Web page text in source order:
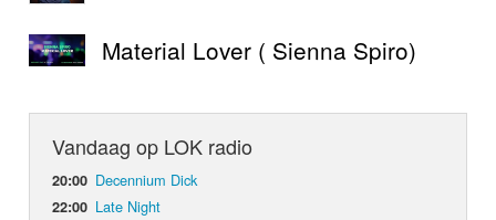
Material Lover ( Sienna Spiro)
Vandaag op LOK radio
20:00 Decennium Dick
22:00 Late Night